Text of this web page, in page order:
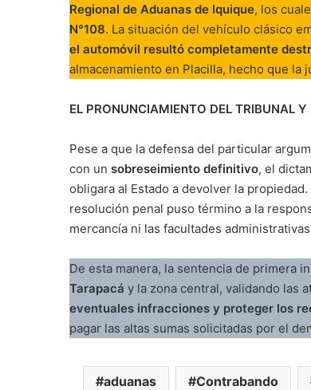
Regional de Aduanas de Iquique, los
N°108. La situación del vehículo clásico
el automóvil resultó completamente
almacenamiento en Placilla, hecho que la
EL PRONUNCIAMIENTO DEL TRIBUNAL
Pese a que la defensa del particular
con un sobreseimiento definitivo, el
obligara al Estado a devolver la propiedad.
resolución penal puso término a la
mercancía ni las facultades
De esta manera, la sentencia de primera
Tarapacá y la zona central, validando las
eventuales infracciones y proteger los
pagar las altas sumas solicitadas por el
aduanas Contrabando